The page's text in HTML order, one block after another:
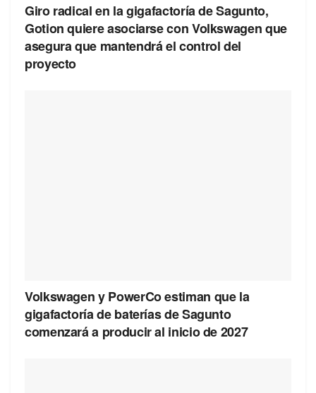
Giro radical en la gigafactoría de Sagunto,
Gotion quiere asociarse con Volkswagen que
asegura que mantendrá el control del
proyecto
Volkswagen y PowerCo estiman que la
gigafactoría de baterías de Sagunto
comenzará a producir al inicio de 2027